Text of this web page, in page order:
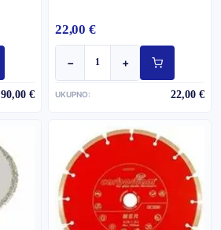
90,00 €
22,00 €
− +
UKUPNO: 22,00 €